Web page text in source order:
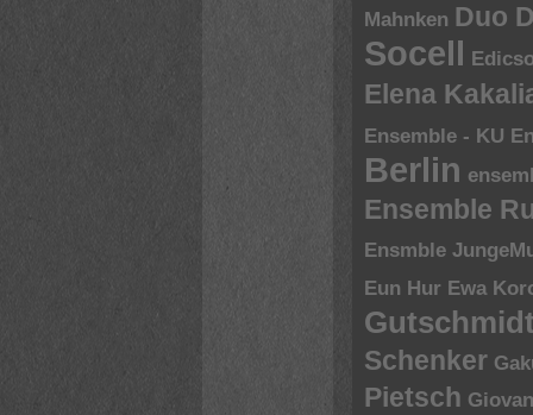
Mahnken Duo
Socell
Elena
Ensemble - KU
Berlin
Ensemble
Ensmble
Eun Hur Ewa
Schenker
Pietsch